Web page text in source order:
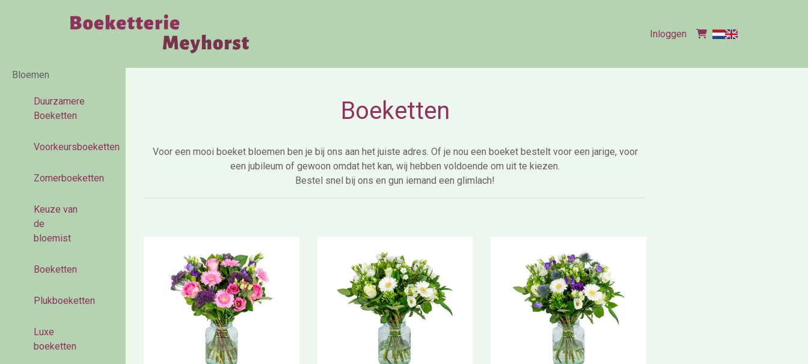
Inloggen
Bloemen
Duurzamere
Boeketten
Voorkeursboeketten
Zomerboeketten
Keuze van
de
bloemist
Boeketten
Plukboeketten
Luxe
boeketten
Boeketten
Voor een mooi boeket bloemen ben je bij ons aan het juiste adres. Of je nou een boeket bestelt voor een jarige, voor
een jubileum of gewoon omdat het kan, wij hebben voldoende om uit te kiezen.
Bestel snel bij ons en gun iemand een glimlach!